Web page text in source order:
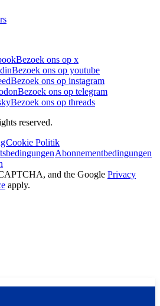
Bezoek ons op x
Bezoek ons op youtube
Bezoek ons op instagram
Bezoek ons op telegram
Bezoek ons op threads
reserved.
Cookie Politik
Abonnementbedingungen
and the Google Privacy
apply.